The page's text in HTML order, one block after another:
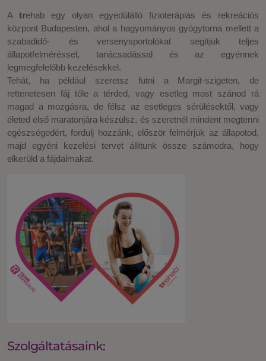
A trehab egy olyan egyedülálló fizioterápiás és rekreációs
központ Budapesten, ahol a hagyományos gyógytorna mellett a
szabadidő- és versenysportolókat segítjük teljes
állapotfelméréssel, tanácsadással és az egyénnek
legmegfelelőbb kezelésekkel.
Tehát, ha például szeretsz futni a Margit-szigeten, de
rettenetesen fáj tőle a térded, vagy esetleg most szánod rá
magad a mozgásra, de félsz az esetleges sérülésektől, vagy
életed első maratonjára készülsz, és szeretnél mindent megtenni
egészségedért, fordulj hozzánk, először felmérjük az állapotod,
majd egyéni kezelési tervet állítunk össze számodra, hogy
elkerüld a fájdalmakat.
Szolgáltatásaink: